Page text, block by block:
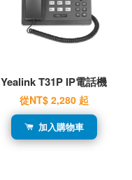
Yealink T31P IP電話機
從NT$ 2,280 起
加入購物車